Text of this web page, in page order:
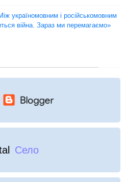
україномовним і російськомовним
війна. Зараз ми перемагаємо»
Село